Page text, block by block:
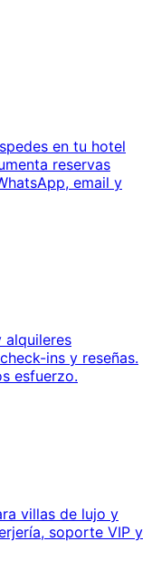
en tu hotel
reservas
email y
alquileres
ins y reseñas.
esfuerzo.
villas de lujo y
soporte VIP y